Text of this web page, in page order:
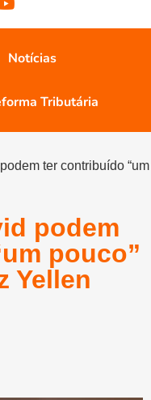
Notícias
Tributária
ter contribuído “um
podem
pouco”
Yellen